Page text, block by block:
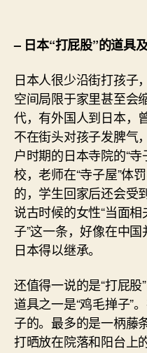
– 日本“打屁股”的道具
日本人很少沿街打孩子
空间局限于家里甚至会
代，有外国人到日本，
不在街头对孩子发脾气
户时期的日本寺院的“
校，老师在“寺子屋”
的，学生回家后还会受
说古时候的女性“当面
子”这一条，好像在中
日本得以继承。
还值得一说的是“打屁
道具之一是“鸡毛掸子”
子的。最多的是一柄藤
打晒放在院落和阳台上